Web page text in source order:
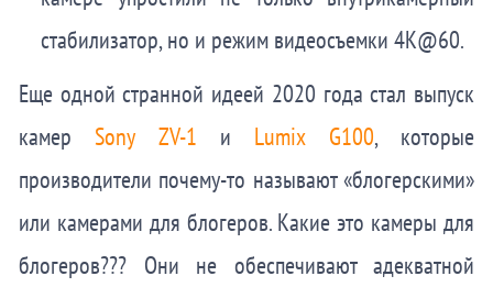
стабилизатор, но и режим видеосъемки 4K@60.
Еще одной странной идеей 2020 года стал выпуск
камер Sony ZV-1 и Lumix G100, которые
производители почему-то называют «блогерскими»
или камерами для блогеров. Какие это камеры для
блогеров??? Они не обеспечивают адекватной